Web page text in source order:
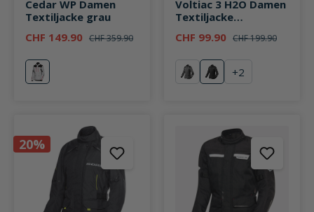
Cedar WP Damen
Textiljacke grau
CHF 149.90 CHF 359.90
grau
Voltiac 3 H2O Damen
Textiljacke
CHF 99.90 CHF 199.90
grau/schwarz
schwarz/silber
+2
20%